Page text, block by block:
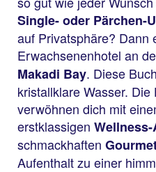
Single- oder Pärchen-
auf Privatsphäre? Dann
Erwachsenenhotel an
Makadi Bay. Diese
kristallklare Wasser.
verwöhnen dich mit
erstklassigen
schmackhaften
Aufenthalt zu einer